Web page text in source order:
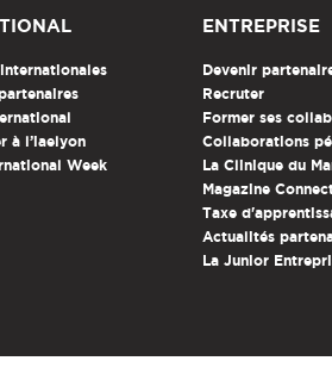
à l’iaelyon
Week
ENTREPRISE
Devenir
Recruter
Former ses
Collaborations
La Clinique du
Magazine
Taxe
Actualités
La Junior